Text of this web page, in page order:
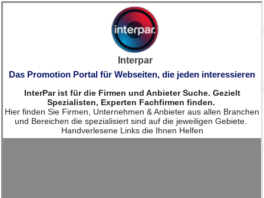
Interpar
Das Promotion Portal für Webseiten, die jeden interessieren
InterPar ist für die Firmen und Anbieter Suche. Gezielt
Spezialisten, Experten Fachfirmen finden.
Hier finden Sie Firmen, Unternehmen & Anbieter aus allen Branchen
und Bereichen die spezialisiert sind auf die jeweiligen Gebiete.
Handverlesene Links die Ihnen Helfen